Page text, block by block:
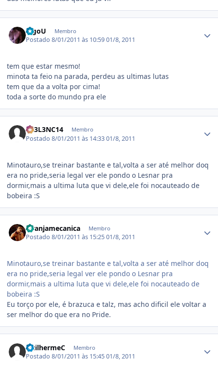
kigoU Membro
Postado8/01/2011 às 10:5901/8, 2011
tem que estar mesmo!
minota ta feio na parada, perdeu as ultimas lutas
tem que da a volta por cima!
toda a sorte do mundo pra ele
3X3L3NC14 Membro
Postado8/01/2011 às 14:3301/8, 2011
Minotauro,se treinar bastante e tal,volta a ser até melhor doq
era no pride,seria legal ver ele pondo o Lesnar pra
dormir,mais a ultima luta que vi dele,ele foi nocauteado de
bobeira :S
laranjamecanica Membro
Postado8/01/2011 às 15:2501/8, 2011
Minotauro,se treinar bastante e tal,volta a ser até melhor doq
era no pride,seria legal ver ele pondo o Lesnar pra
dormir,mais a ultima luta que vi dele,ele foi nocauteado de
bobeira :S
Eu torço por ele, é brazuca e talz, mas acho dificil ele voltar a
ser melhor do que era no Pride.
GuilhermeC Membro
Postado8/01/2011 às 15:4501/8, 2011